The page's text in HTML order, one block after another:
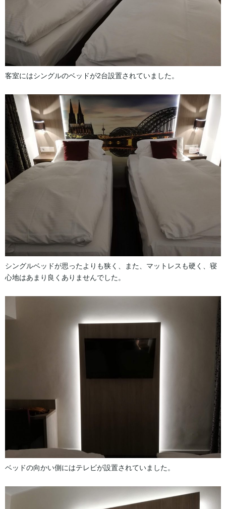
客室にはシングルのベッドが2台設置されていました。
シングルベッドが思ったよりも狭く、また、マットレスも硬く、寝
心地はあまり良くありませんでした。
ベッドの向かい側にはテレビが設置されていました。